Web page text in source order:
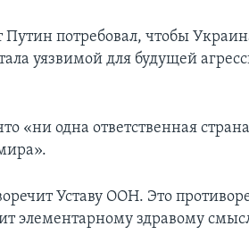
потребовал, чтобы
уязвимой для будущей
«ни одна ответственная
Уставу ООН. Это
элементарному здравому